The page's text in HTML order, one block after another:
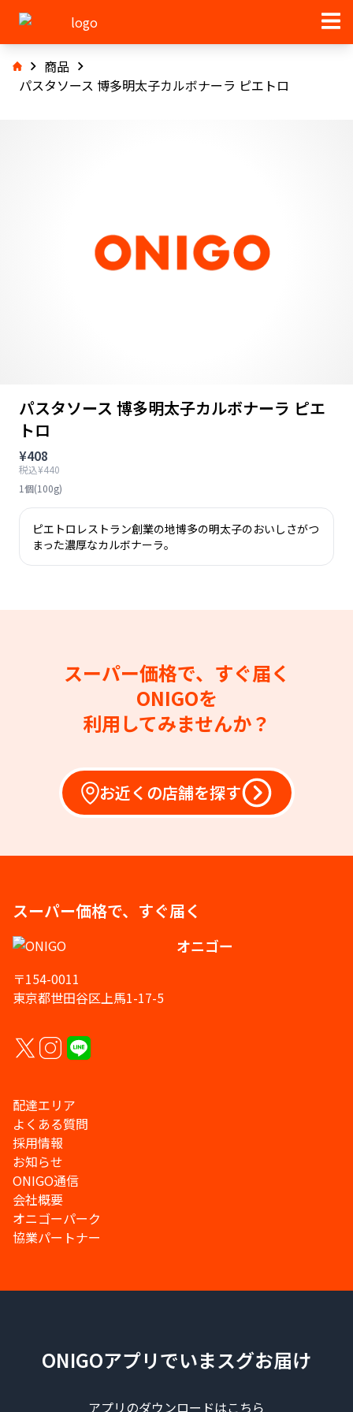
商品
パスタソース 博多明太子カルボナーラ ピエトロ
パスタソース 博多明太子カルボナーラ ピエ
トロ
¥408
税込¥440
1個(100g)
ピエトロレストラン創業の地博多の明太子のおいしさがつ
まった濃厚なカルボナーラ。
スーパー価格で、すぐ届く
ONIGOを
利用してみませんか？
お近くの店舗を探す
スーパー価格で、すぐ届く
オニゴー
〒154-0011
東京都世田谷区上馬1-17-5
配達エリア
よくある質問
採用情報
お知らせ
ONIGO通信
会社概要
オニゴーパーク
協業パートナー
ONIGOアプリでいまスグお届け
アプリのダウンロードはこちら